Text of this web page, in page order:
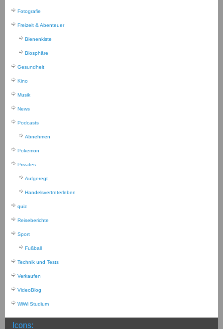
Fotografie
Freizeit & Abenteuer
Bienenkiste
Biosphäre
Gesundheit
Kino
Musik
News
Podcasts
Abnehmen
Pokemon
Privates
Aufgeregt
Handelsvertreterleben
quiz
Reiseberichte
Sport
Fußball
Technik und Tests
Verkaufen
VideoBlog
WiWi Studium
Icons: